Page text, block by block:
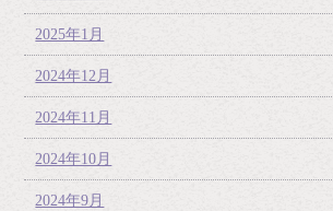
2025年1月
2024年12月
2024年11月
2024年10月
2024年9月